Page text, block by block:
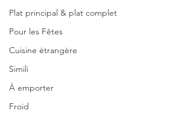
Plat principal & plat complet
Pour les Fêtes
Cuisine étrangère
Simili
À emporter
Froid